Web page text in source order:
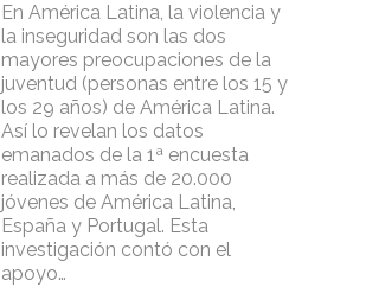
En América Latina, la violencia y
la inseguridad son las dos
mayores preocupaciones de la
juventud (personas entre los 15 y
los 29 años) de América Latina.
Así lo revelan los datos
emanados de la 1ª encuesta
realizada a más de 20.000
jóvenes de América Latina,
España y Portugal. Esta
investigación contó con el
apoyo…